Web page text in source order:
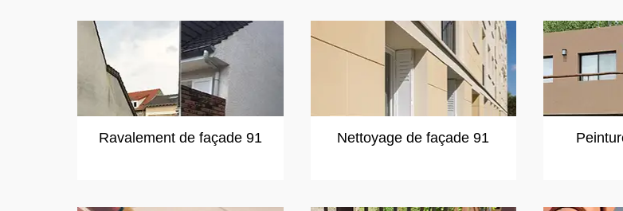
Ravalement de façade 91 Nettoyage de façade 91